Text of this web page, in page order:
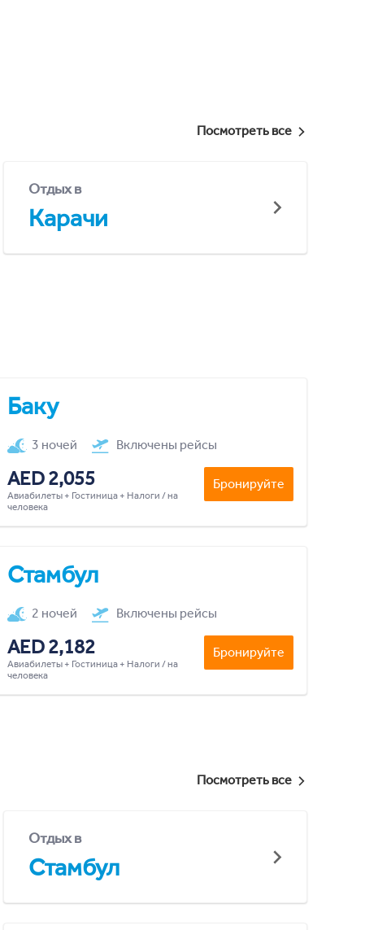
Посмотреть все
Отдых в
Карачи
Баку
3 ночей Включены рейсы
AED 2,055
Авиабилеты + Гостиница + Налоги / на
человека
Бронируйте
Стамбул
2 ночей Включены рейсы
AED 2,182
Авиабилеты + Гостиница + Налоги / на
человека
Бронируйте
Посмотреть все
Отдых в
Стамбул